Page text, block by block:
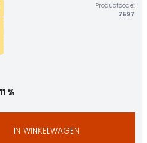
Productcode:
7597
11 %
IN WINKELWAGEN